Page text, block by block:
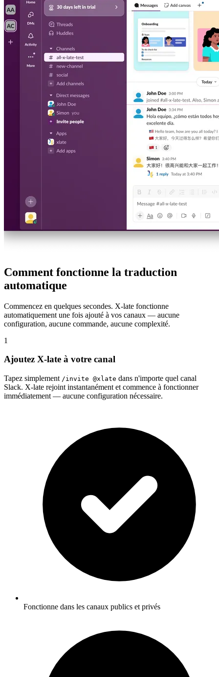
Comment fonctionne la traduction
automatique
Commencez en quelques secondes. X-late fonctionne
automatiquement une fois ajouté à vos canaux — aucune
configuration, aucune commande, aucune complexité.
1
Ajoutez X-late à votre canal
Tapez simplement /invite @xlate dans n'importe quel canal
Slack. X-late rejoint instantanément et commence à fonctionner
immédiatement — aucune configuration nécessaire.
Fonctionne dans les canaux publics et privés